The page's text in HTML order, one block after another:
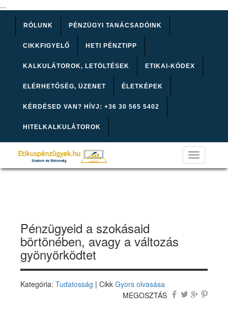
...
RÓLUNK PÉNZÜGYI TANÁCSADÓINK
CIKKFIGYELŐ HETI PÉNZTIPP
KALKULÁTOROK, LETÖLTÉSEK ETIKAI-KÓDEX
ELÉRHETŐSÉG, ÜZENET ÉLETKÉPEK
KÉRDÉSED VAN? HÍVJ: +36 30 565 5402
HITELKALKULÁTOROK
Toggle
navigation
Pénzügyeid a szokásaid
börtönében, avagy a változás
gyönyörködtet
Kategória: Tudatosság | Cikk Gyors olvasása
MEGOSZTÁS